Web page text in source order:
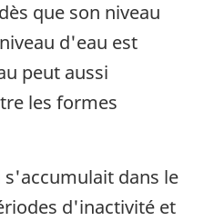
que son niveau
d'eau est
peut aussi
les formes
dans le
d'inactivité et